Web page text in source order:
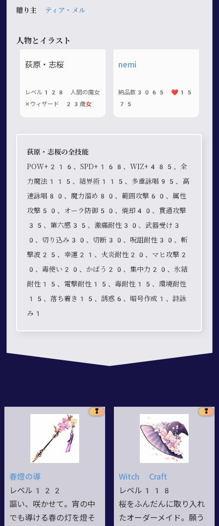
贈り主 ティア・メル
人物とイラスト
荻原・志桜
レベル128 人間の魔女
✕ウィザード 23歳女
nemi
納品数3065 ❤️15
75
荻原・志桜の全技能
POW+216、SPD+168、WIZ+485、全
力魔法115、結界術115、多重詠唱95、高
速詠唱80、魔力溜め80、範囲攻撃60、属性
攻撃50、オーラ防御50、焼却40、貫通攻撃
35、第六感35、激痛耐性30、武器受け3
0、切り込み30、切断30、呪詛耐性30、斬
撃波25、幸運21、火炎耐性20、マヒ攻撃2
0、毒使い20、かばう20、集中力20、氷結
耐性15、電撃耐性15、毒耐性15、環境耐性
15、落ち着き15、誘惑6、暗号作成1、詩詠
み1
❢
春燈の導
レベル122
謳い、咲かせて。宵の中
でも導ける春の灯を燈そ
❢
Witch Craft
レベル118
桜をふんだんに取り入れ
たオーダーメイド。願う